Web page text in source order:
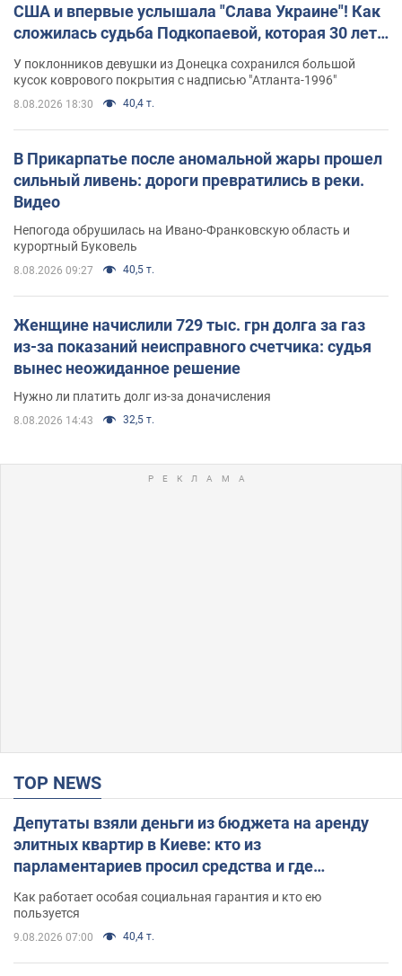
США и впервые услышала "Слава Украине"! Как
сложилась судьба Подкопаевой, которая 30 лет
У поклонников девушки из Донецка сохранился большой
кусок коврового покрытия с надписью "Атланта-1996"
8.08.2026 18:30 40,4 т.
В Прикарпатье после аномальной жары прошел
сильный ливень: дороги превратились в реки.
Видео
Непогода обрушилась на Ивано-Франковскую область и
курортный Буковель
8.08.2026 09:27 40,5 т.
Женщине начислили 729 тыс. грн долга за газ
из-за показаний неисправного счетчика: судья
вынес неожиданное решение
Нужно ли платить долг из-за доначисления
8.08.2026 14:43 32,5 т.
TOP NEWS
Депутаты взяли деньги из бюджета на аренду
элитных квартир в Киеве: кто из
парламентариев просил средства и где
поселился
Как работает особая социальная гарантия и кто ею
пользуется
9.08.2026 07:00 40,4 т.